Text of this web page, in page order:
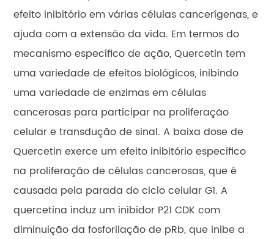
efeito inibitório em várias células cancerígenas, e
ajuda com a extensão da vida. Em termos do
mecanismo específico de ação, Quercetin tem
uma variedade de efeitos biológicos, inibindo
uma variedade de enzimas em células
cancerosas para participar na proliferação
celular e transdução de sinal. A baixa dose de
Quercetin exerce um efeito inibitório específico
na proliferação de células cancerosas, que é
causada pela parada do ciclo celular G1. A
quercetina induz um inibidor P21 CDK com
diminuição da fosforilação de pRb, que inibe a